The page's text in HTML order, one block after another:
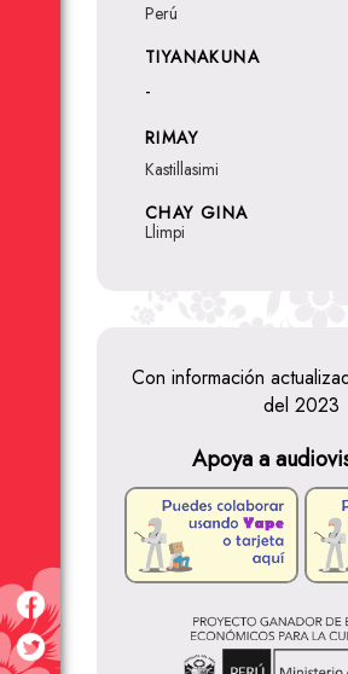
Perú
TIYANAKUNA
-
RIMAY
Kastillasimi
CHAY GINA
Llimpi
Con información
del 2023
Apoya a